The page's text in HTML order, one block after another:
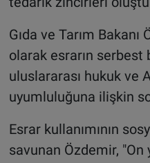
Gıda ve Tarım
olarak esrarın serbest
uluslararası hukuk ve
uyumluluğuna ilişkin
Esrar kullanımının
savunan Özdemir, "On